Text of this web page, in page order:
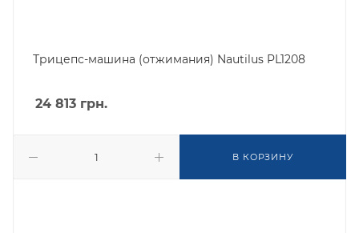
Трицепс-машина (отжимания) Nautilus PL1208
24 813 грн.
В КОРЗИНУ